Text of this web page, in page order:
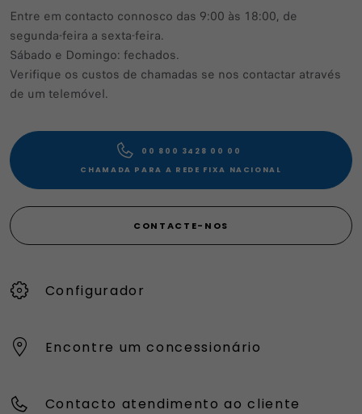
Entre em contacto connosco das 9:00 às 18:00, de
segunda-feira a sexta-feira.
Sábado e Domingo: fechados.
Verifique os custos de chamadas se nos contactar através
de um telemóvel.
00 800 3428 00 00​
CHAMADA PARA A REDE FIXA NACIONAL
CONTACTE-NOS
Configurador
Encontre um concessionário
Contacto atendimento ao cliente